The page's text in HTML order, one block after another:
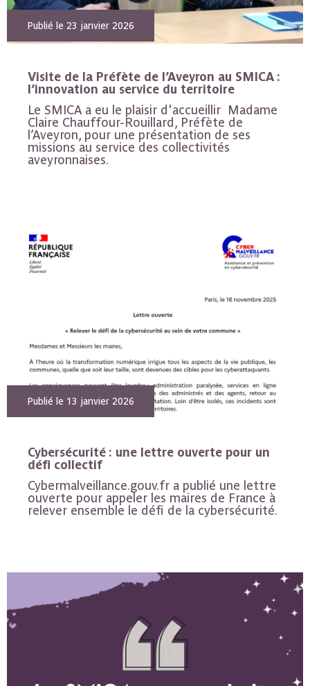
Publié le 23 janvier 2026
Visite de la Préfète de l’Aveyron au SMICA :
l’innovation au service du territoire
Le SMICA a eu le plaisir d'accueillir Madame
Claire Chauffour-Rouillard, Préfète de
l’Aveyron, pour une présentation de ses
missions au service des collectivités
aveyronnaises.
Publié le 13 janvier 2026
Cybersécurité : une lettre ouverte pour un
défi collectif
Cybermalveillance.gouv.fr a publié une lettre
ouverte pour appeler les maires de France à
relever ensemble le défi de la cybersécurité.